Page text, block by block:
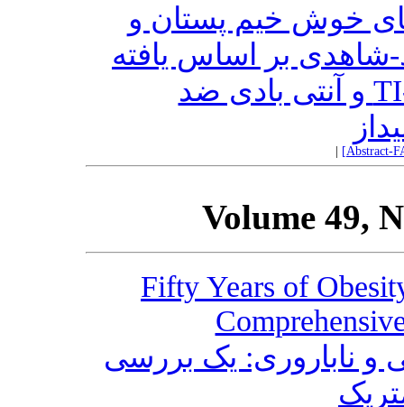
خوش خیم پستان و
شاهدی بر اساس یافته
های سونوگرافی TI-RADS و آنتی بادی ضد
[Abstract-
Volume 49,
Fifty Years of
و ناباروری: یک بررسی